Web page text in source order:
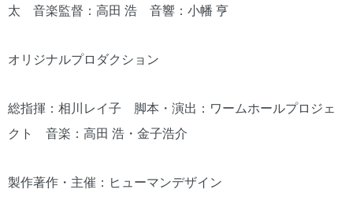
太 音楽監督：高田 浩 音響：小幡 亨
オリジナルプロダクション
総指揮：相川レイ子 脚本・演出：ワームホールプロジェ
クト 音楽：高田 浩・金子浩介
製作著作・主催：ヒューマンデザイン